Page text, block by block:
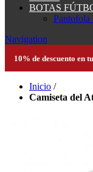
BOTAS
Pantofola
Navigation
10% de descuento en
Inicio /
Camiseta del